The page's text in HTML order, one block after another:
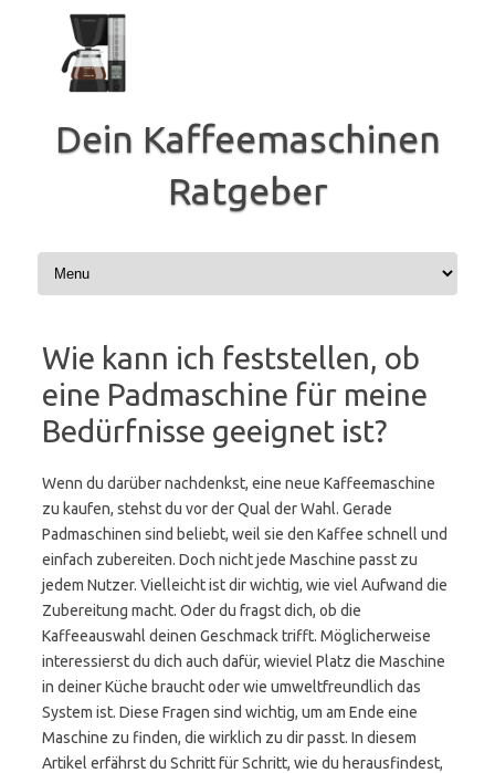
springen
Dein Kaffeemaschinen
Ratgeber
Wie kann ich feststellen, ob
eine Padmaschine für meine
Bedürfnisse geeignet ist?
Wenn du darüber nachdenkst, eine neue Kaffeemaschine
zu kaufen, stehst du vor der Qual der Wahl. Gerade
Padmaschinen sind beliebt, weil sie den Kaffee schnell und
einfach zubereiten. Doch nicht jede Maschine passt zu
jedem Nutzer. Vielleicht ist dir wichtig, wie viel Aufwand die
Zubereitung macht. Oder du fragst dich, ob die
Kaffeeauswahl deinen Geschmack trifft. Möglicherweise
interessierst du dich auch dafür, wieviel Platz die Maschine
in deiner Küche braucht oder wie umweltfreundlich das
System ist. Diese Fragen sind wichtig, um am Ende eine
Maschine zu finden, die wirklich zu dir passt. In diesem
Artikel erfährst du Schritt für Schritt, wie du herausfindest,